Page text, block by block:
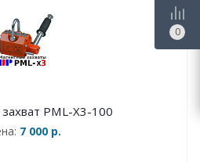
PML-X3-100
7 000 р.
0